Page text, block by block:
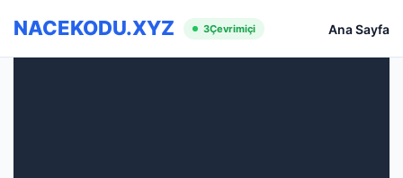
NACEKODU.XYZ 3Çevrimiçi Ana Sayfa